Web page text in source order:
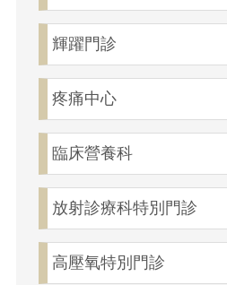
輝躍門診
疼痛中心
臨床營養科
放射診療科特別門診
高壓氧特別門診